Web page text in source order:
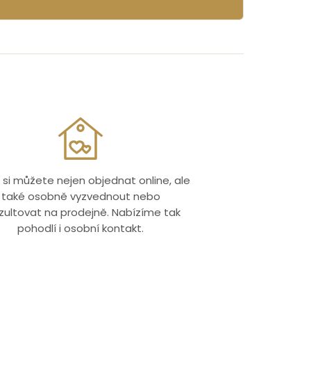
si můžete nejen objednat online, ale
také osobně vyzvednout nebo
na prodejně. Nabízíme tak
pohodlí i osobní kontakt.